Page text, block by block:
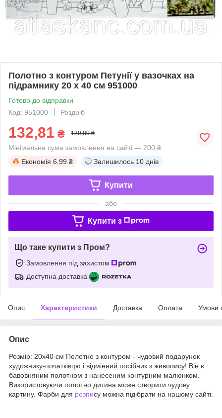
Полотно з контуром Петунії у вазочках на
підрамнику 20 х 40 см 951000
Готово до відправки
Код: 951000
Роздріб
132,81 ₴ 139,80 ₴
Мінімальна сума замовлення на сайті — 200 ₴
Економія 6.99 ₴ Залишилось 10 днів
Купити
або
Купити з
Що таке купити з Пром?
Замовлення під захистом
Доступна доставка
Опис Характеристики Доставка Оплата Умови
Опис
Розмір: 20х40 см Полотно з контуром - чудовий подарунок
художнику-початківцю і відмінний посібник з живопису! Він є
бавовняним полотном з нанесеним контурним малюнком.
Використовуючи полотно дитина може створити чудову
картину. Фарби для розпису можна підібрати на нашому сайті.